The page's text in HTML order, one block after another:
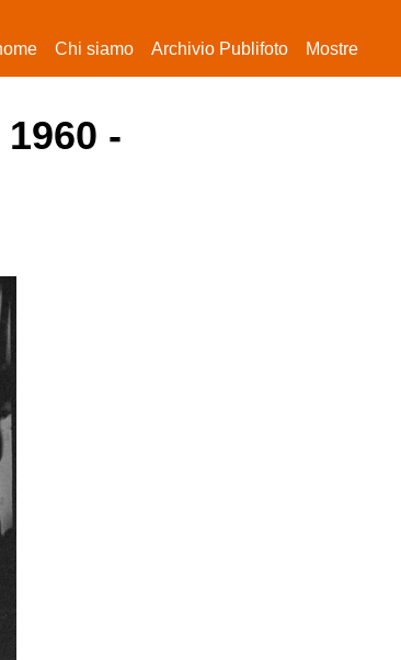
(current)
Chi siamo Archivio Publifoto Mostre
-